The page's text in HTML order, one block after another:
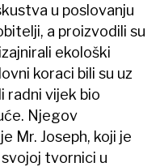
u poslovanju
a proizvodili su
ekološki
koraci bili su uz
radni vijek bio
Njegov
Mr. Joseph, koji je
tvornici u